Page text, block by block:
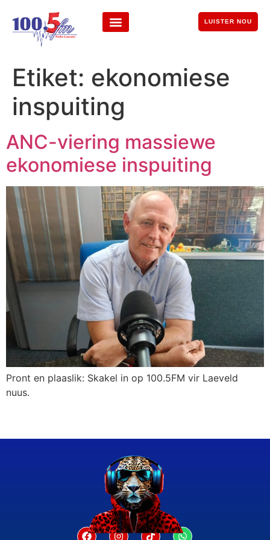
LUISTER NOU
Etiket: ekonomiese
inspuiting
ANC-viering massiewe
ekonomiese inspuiting
Pront en plaaslik: Skakel in op 100.5FM vir Laeveld
nuus.